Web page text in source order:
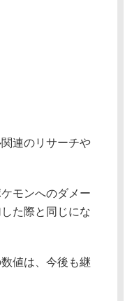
連のリサーチや
モンへのダメー
た際と同じにな
値は、今後も継